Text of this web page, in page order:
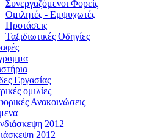
Συνεργαζόμενοι Φορείς
Ομιλητές - Εμψυχωτές
Προτάσεις
Ταξιδιωτικές Οδηγίες
Εργασίας
ομιλίες
Ανακοινώσεις
2012
2012